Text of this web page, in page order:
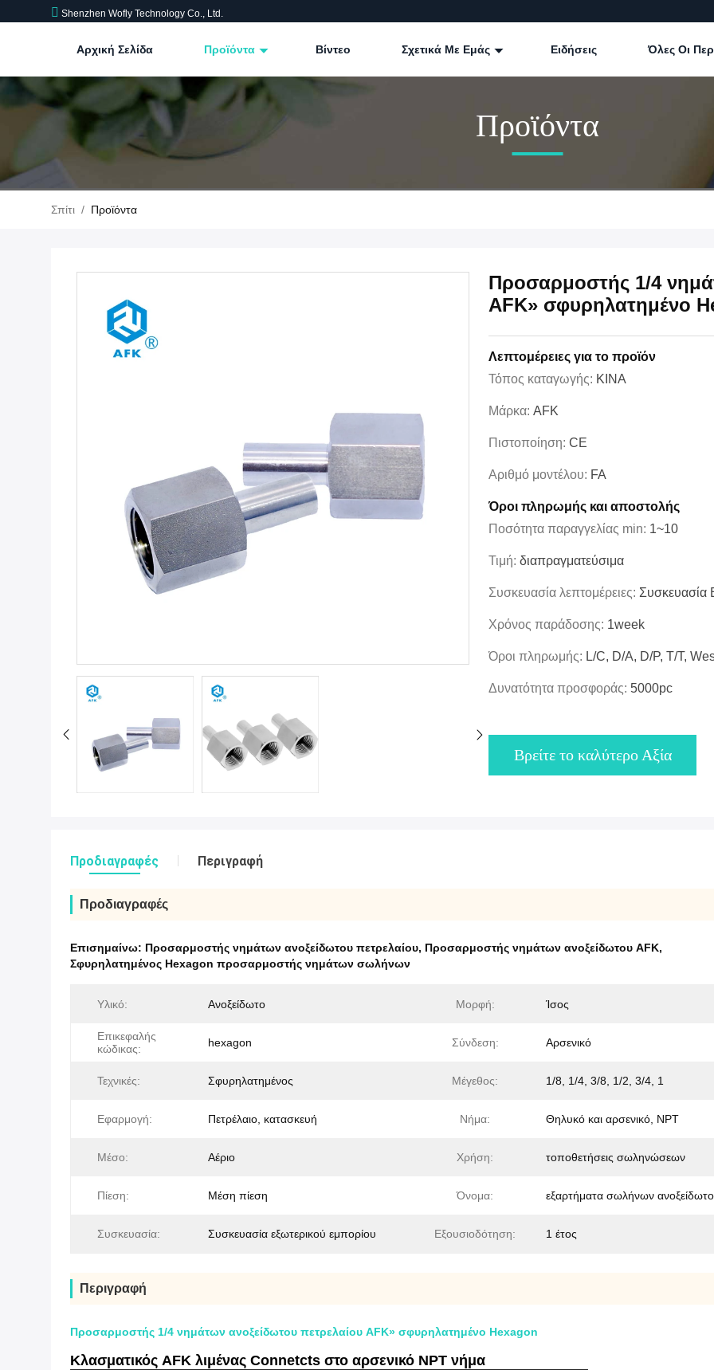
Shenzhen Wofly Technology Co., Ltd.
Αρχική Σελίδα Προϊόντα Βίντεο Σχετικά Με Εμάς Ειδήσεις Όλες Οι
Προϊόντα
Σπίτι / Προϊόντα
Προσαρμοστής 1/4
AFK» σφυρηλατημένο
Λεπτομέρειες για το προϊόν
Τόπος καταγωγής: ΚΙΝΑ
Μάρκα: AFK
Πιστοποίηση: CE
Αριθμό μοντέλου: FA
Όροι πληρωμής και αποστολής
Ποσότητα παραγγελίας min: 1~10
Τιμή: διαπραγματεύσιμα
Συσκευασία λεπτομέρειες: Συσκευασία
Χρόνος παράδοσης: 1week
Όροι πληρωμής: L/C, D/A, D/P, T/T,
Δυνατότητα προσφοράς: 5000pc
Βρείτε το καλύτερο Αξία
Προδιαγραφές Περιγραφή
Προδιαγραφές
Επισημαίνω: Προσαρμοστής νημάτων ανοξείδωτου πετρελαίου, Προσαρμοστής νημάτων ανοξείδωτου AFK,
Σφυρηλατημένος Hexagon προσαρμοστής νημάτων σωλήνων
Υλικό: Ανοξείδωτο Μορφή: Ίσος
Επικεφαλής
κώδικας:
hexagon Σύνδεση: Αρσενικό
Τεχνικές: Σφυρηλατημένος Μέγεθος: 1/8, 1/4, 3/8, 1/2, 3/4, 1
Εφαρμογή: Πετρέλαιο, κατασκευή Νήμα: Θηλυκό και αρσενικό, NPT
Μέσο: Αέριο Χρήση: τοποθετήσεις σωληνώσεων
Πίεση: Μέση πίεση Όνομα: εξαρτήματα σωλήνων
Συσκευασία: Συσκευασία εξωτερικού εμπορίου Εξουσιοδότηση: 1 έτος
Περιγραφή
Προσαρμοστής 1/4 νημάτων ανοξείδωτου πετρελαίου AFK» σφυρηλατημένο Hexagon
Κλασματικός AFK λιμένας Connetcts στο αρσενικό NPT νήμα